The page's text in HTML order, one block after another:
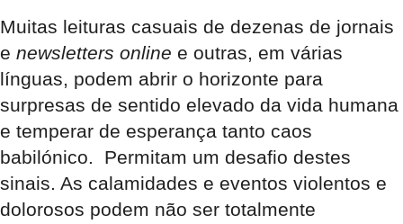
Muitas leituras casuais de dezenas de jornais
e newsletters online e outras, em várias
línguas, podem abrir o horizonte para
surpresas de sentido elevado da vida humana
e temperar de esperança tanto caos
babilónico. Permitam um desafio destes
sinais. As calamidades e eventos violentos e
dolorosos podem não ser totalmente